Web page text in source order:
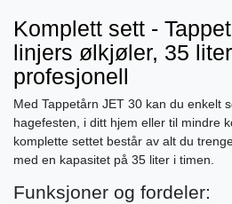
Komplett sett -
linjers ølkjøler, 35
profesjonell
Med Tappetårn JET 30 kan du enkelt
hagefesten, i ditt hjem eller til mindre
komplette settet består av alt du
med en kapasitet på 35 liter i timen.
Funksjoner og fordeler: